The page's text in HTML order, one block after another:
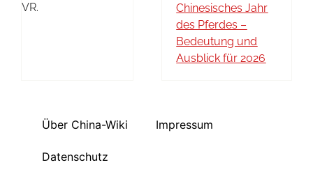
VR.
Chinesisches Jahr
des Pferdes –
Bedeutung und
Ausblick für 2026
Über China-Wiki Impressum
Datenschutz